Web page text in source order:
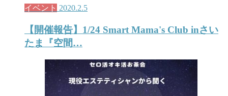
イベント 2020.2.5
【開催報告】1/24 Smart Mama's Club inさい
たま『空間…